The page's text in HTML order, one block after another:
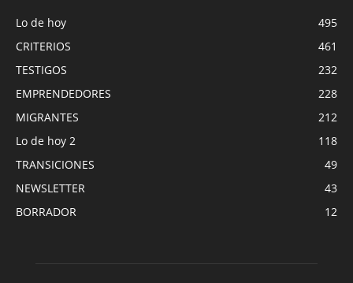
Lo de hoy
495
CRITERIOS
461
TESTIGOS
232
EMPRENDEDORES
228
MIGRANTES
212
Lo de hoy 2
118
TRANSICIONES
49
NEWSLETTER
43
BORRADOR
12